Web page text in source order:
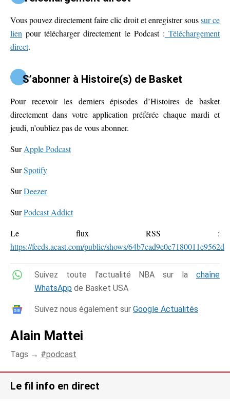
Vous pouvez directement faire clic droit et enregistrer soussur ce
lien pour télécharger directement le Podcast : Téléchargement
direct.
S’abonner à Histoire(s) de Basket
Pour recevoir les derniers épisodes d’Histoires de basket
directement dans votre application préférée chaque mardi et
jeudi, n’oubliez pas de vous abonner.
SurApple Podcast
SurSpotify
SurDeezer
SurPodcast Addict
Le flux RSS :
https://feeds.acast.com/public/shows/64b7cad9e0e7180011e9562d
Suivez toute l'actualité NBA sur la chaîne
WhatsApp de Basket USA
Suivez nous également sur Google Actualités
Alain Mattei
Tags → podcast
Le fil info en direct